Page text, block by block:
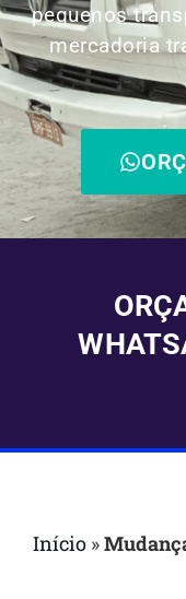
pequenos
mercadoria
Início »